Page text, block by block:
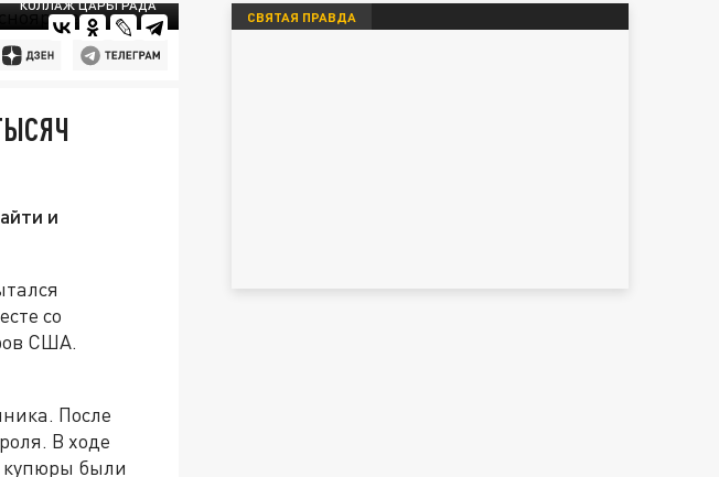
КОЛЛАЖ ЦАРЬГРАДА
и
со
США.
После
В ходе
купюры были
СВЯТАЯ ПРАВДА